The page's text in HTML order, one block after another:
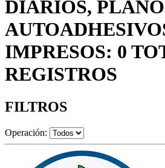
DIARIOS,
IMPRESOS: 0
REGISTROS
FILTROS
Operación: